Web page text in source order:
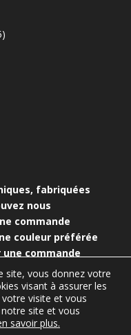
35
fabriquées
nous
commande
couleur préférée
commande
site, vous donnez votre
visant à assurer les
visite et vous
site et vous
savoir plus.